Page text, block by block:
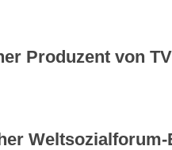
Produzent von